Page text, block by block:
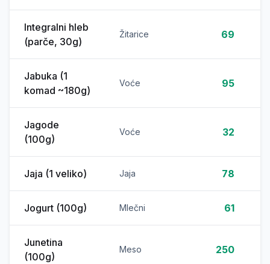
Integralni hleb
(parče, 30g)
Žitarice 69
Jabuka (1
komad ~180g)
Voće 95
Jagode
(100g)
Voće 32
Jaja (1 veliko) Jaja 78
Jogurt (100g) Mlečni 61
Junetina
(100g)
Meso 250